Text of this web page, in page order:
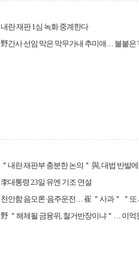
내란 재판 1심 녹화 중계한다
野간사 선임 막은 막무가내 추미애… 불붙은 '
＂내란 재판부 충분한 논의＂ 與, 대법 반발
李대통령 23일 유엔 기조 연설
천안함 음모론·음주운전… 崔 ＂사과＂ ＂또
野 ＂해체될 금융위, 철거반장이냐＂… 이억